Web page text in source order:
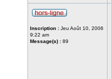
Inscription : Jeu Août 10, 2006
9:22 am
Message(s) : 89